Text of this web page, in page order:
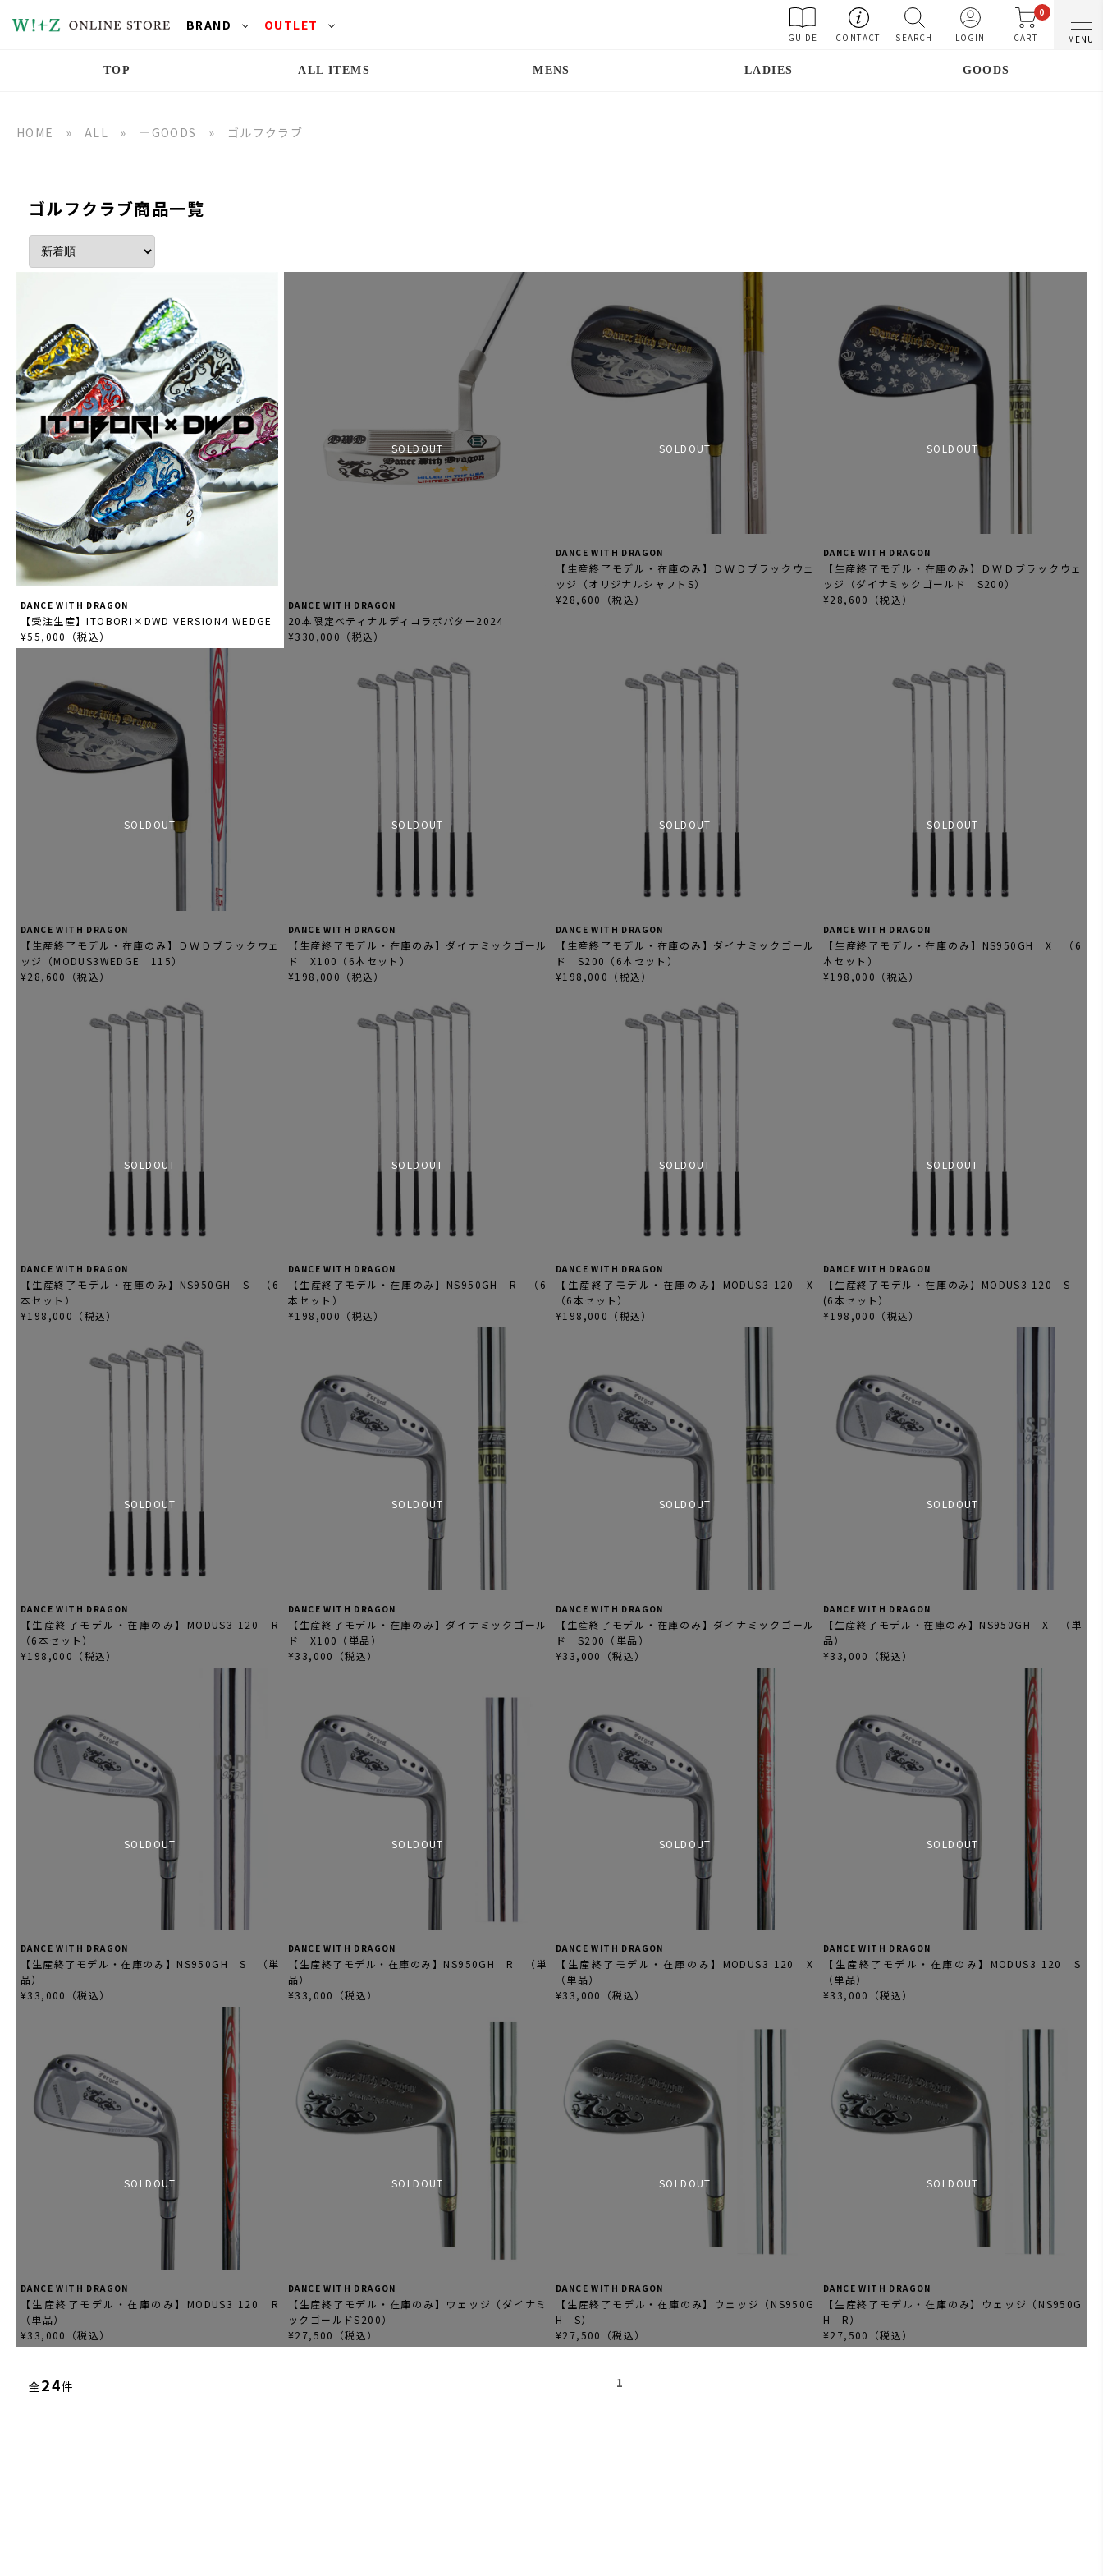
BRAND OUTLET
GUIDE CONTACT SEARCH LOGIN
0
CART MENU
TOP ALL ITEMS MENS LADIES GOODS
HOME » ALL » ―GOODS » ゴルフクラブ
ゴルフクラブ商品一覧
DANCE WITH DRAGON
【受注生産】ITOBORI×DWD VERSION4 WEDGE
¥55,000（税込）
DANCE WITH DRAGON
SOLDOUT
20本限定ベティナルディコラボパター2024
¥330,000（税込）
DANCE WITH DRAGON
SOLDOUT
【生産終了モデル・在庫のみ】ＤＷＤブラックウェ
ッジ（オリジナルシャフトS）
¥28,600（税込）
DANCE WITH DRAGON
SOLDOUT
【生産終了モデル・在庫のみ】ＤＷＤブラックウェ
ッジ（ダイナミックゴールド S200）
¥28,600（税込）
DANCE WITH DRAGON
SOLDOUT
【生産終了モデル・在庫のみ】ＤＷＤブラックウェ
ッジ（MODUS3WEDGE 115）
¥28,600（税込）
DANCE WITH DRAGON
SOLDOUT
【生産終了モデル・在庫のみ】ダイナミックゴール
ド X100（6本セット）
¥198,000（税込）
DANCE WITH DRAGON
SOLDOUT
【生産終了モデル・在庫のみ】ダイナミックゴール
ド S200（6本セット）
¥198,000（税込）
DANCE WITH DRAGON
SOLDOUT
【生産終了モデル・在庫のみ】NS950GH X （6
本セット）
¥198,000（税込）
DANCE WITH DRAGON
SOLDOUT
【生産終了モデル・在庫のみ】NS950GH S （6
本セット）
¥198,000（税込）
DANCE WITH DRAGON
SOLDOUT
【生産終了モデル・在庫のみ】NS950GH R （6
本セット）
¥198,000（税込）
DANCE WITH DRAGON
SOLDOUT
【生産終了モデル・在庫のみ】MODUS3 120 X
（6本セット）
¥198,000（税込）
DANCE WITH DRAGON
SOLDOUT
【生産終了モデル・在庫のみ】MODUS3 120 S
(6本セット）
¥198,000（税込）
DANCE WITH DRAGON
SOLDOUT
【生産終了モデル・在庫のみ】MODUS3 120 R
（6本セット）
¥198,000（税込）
DANCE WITH DRAGON
SOLDOUT
【生産終了モデル・在庫のみ】ダイナミックゴール
ド X100（単品）
¥33,000（税込）
DANCE WITH DRAGON
SOLDOUT
【生産終了モデル・在庫のみ】ダイナミックゴール
ド S200（単品）
¥33,000（税込）
DANCE WITH DRAGON
SOLDOUT
【生産終了モデル・在庫のみ】NS950GH X （単
品）
¥33,000（税込）
DANCE WITH DRAGON
SOLDOUT
【生産終了モデル・在庫のみ】NS950GH S （単
品）
¥33,000（税込）
DANCE WITH DRAGON
SOLDOUT
【生産終了モデル・在庫のみ】NS950GH R （単
品）
¥33,000（税込）
DANCE WITH DRAGON
SOLDOUT
【生産終了モデル・在庫のみ】MODUS3 120 X
（単品）
¥33,000（税込）
DANCE WITH DRAGON
SOLDOUT
【生産終了モデル・在庫のみ】MODUS3 120 S
（単品）
¥33,000（税込）
DANCE WITH DRAGON
SOLDOUT
【生産終了モデル・在庫のみ】MODUS3 120 R
（単品）
¥33,000（税込）
DANCE WITH DRAGON
SOLDOUT
【生産終了モデル・在庫のみ】ウェッジ（ダイナミ
ックゴールドS200）
¥27,500（税込）
DANCE WITH DRAGON
SOLDOUT
【生産終了モデル・在庫のみ】ウェッジ（NS950G
H S）
¥27,500（税込）
DANCE WITH DRAGON
SOLDOUT
【生産終了モデル・在庫のみ】ウェッジ（NS950G
H R）
¥27,500（税込）
全24件 1